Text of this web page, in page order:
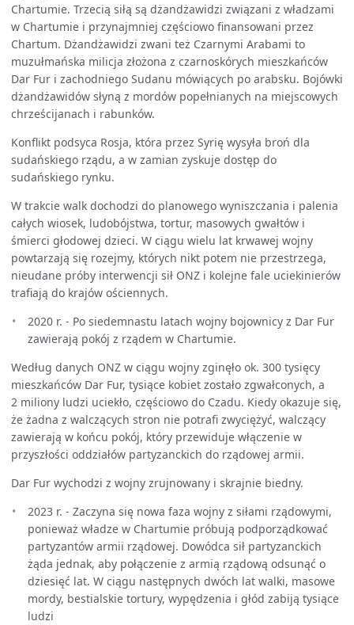
Chartumie. Trzecią siłą są dżandżawidzi związani z władzami
w Chartumie i przynajmniej częściowo finansowani przez
Chartum. Dżandżawidzi zwani też Czarnymi Arabami to
muzułmańska milicja złożona z czarnoskórych mieszkańców
Dar Fur i zachodniego Sudanu mówiących po arabsku. Bojówki
dżandżawidów słyną z mordów popełnianych na miejscowych
chrześcijanach i rabunków.
Konflikt podsyca Rosja, która przez Syrię wysyła broń dla
sudańskiego rządu, a w zamian zyskuje dostęp do
sudańskiego rynku.
W trakcie walk dochodzi do planowego wyniszczania i palenia
całych wiosek, ludobójstwa, tortur, masowych gwałtów i
śmierci głodowej dzieci. W ciągu wielu lat krwawej wojny
powtarzają się rozejmy, których nikt potem nie przestrzega,
nieudane próby interwencji sił ONZ i kolejne fale uciekinierów
trafiają do krajów ościennych.
2020 r. - Po siedemnastu latach wojny bojownicy z Dar Fur
zawierają pokój z rządem w Chartumie.
Według danych ONZ w ciągu wojny zginęło ok. 300 tysięcy
mieszkańców Dar Fur, tysiące kobiet zostało zgwałconych, a
2 miliony ludzi uciekło, częściowo do Czadu. Kiedy okazuje się,
że żadna z walczących stron nie potrafi zwyciężyć, walczący
zawierają w końcu pokój, który przewiduje włączenie w
przyszłości oddziałów partyzanckich do rządowej armii.
Dar Fur wychodzi z wojny zrujnowany i skrajnie biedny.
2023 r. - Zaczyna się nowa faza wojny z siłami rządowymi,
ponieważ władze w Chartumie próbują podporządkować
partyzantów armii rządowej. Dowódca sił partyzanckich
żąda jednak, aby połączenie z armią rządową odsunąć o
dziesięć lat. W ciągu następnych dwóch lat walki, masowe
mordy, bestialskie tortury, wypędzenia i głód zabiją tysiące
ludzi